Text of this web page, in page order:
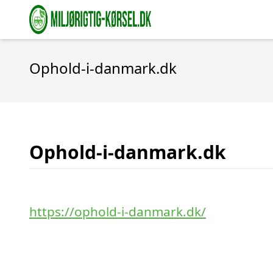
Ophold-i-danmark.dk
Ophold-i-danmark.dk
https://ophold-i-danmark.dk/